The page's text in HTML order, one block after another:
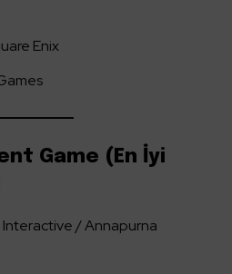
Enix
Game (En İyi
/ Annapurna